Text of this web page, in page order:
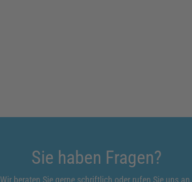
Sie haben Fragen?
Wir beraten Sie gerne schriftlich oder rufen Sie uns an.